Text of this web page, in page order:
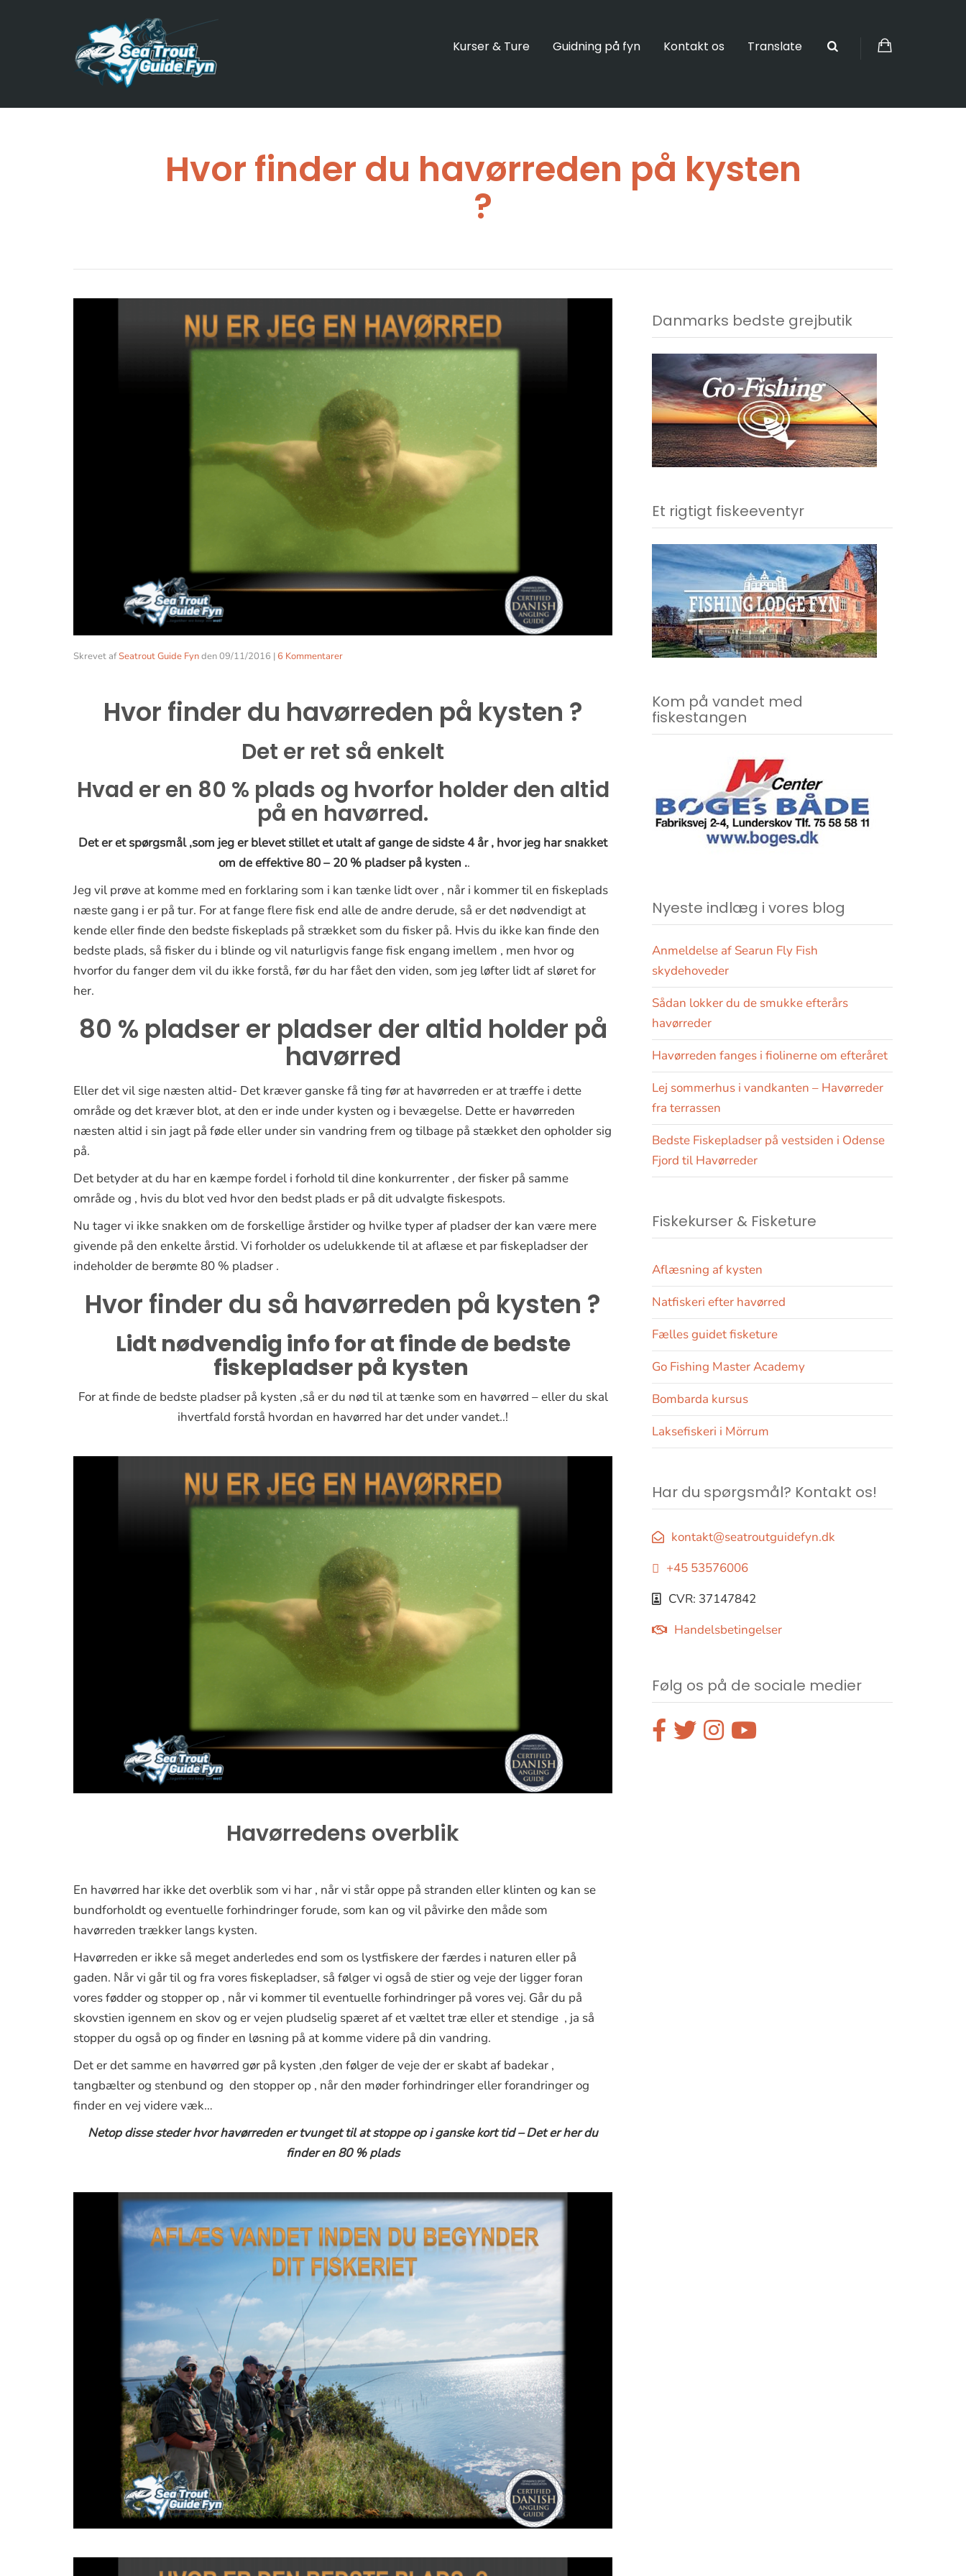
Kurser & Ture Guidning på fyn Kontakt os Translate
Hvor finder du havørreden på kysten
?
Skrevet afSeatrout Guide Fynden09/11/2016 |6 Kommentarer
Hvor finder du havørreden på kysten ?
Det er ret så enkelt
Hvad er en 80 % plads og hvorfor holder den altid
på en havørred.
Det er et spørgsmål ,som jeg er blevet stillet et utalt af gange de sidste 4 år , hvor jeg har snakket
om de effektive 80 – 20 % pladser på kysten ..
Jeg vil prøve at komme med en forklaring som i kan tænke lidt over , når i kommer til en fiskeplads
næste gang i er på tur. For at fange flere fisk end alle de andre derude, så er det nødvendigt at
kende eller finde den bedste fiskeplads på strækket som du fisker på. Hvis du ikke kan finde den
bedste plads, så fisker du i blinde og vil naturligvis fange fisk engang imellem , men hvor og
hvorfor du fanger dem vil du ikke forstå, før du har fået den viden, som jeg løfter lidt af sløret for
her.
80 % pladser er pladser der altid holder på
havørred
Eller det vil sige næsten altid- Det kræver ganske få ting før at havørreden er at træffe i dette
område og det kræver blot, at den er inde under kysten og i bevægelse. Dette er havørreden
næsten altid i sin jagt på føde eller under sin vandring frem og tilbage på stækket den opholder sig
på.
Det betyder at du har en kæmpe fordel i forhold til dine konkurrenter , der fisker på samme
område og , hvis du blot ved hvor den bedst plads er på dit udvalgte fiskespots.
Nu tager vi ikke snakken om de forskellige årstider og hvilke typer af pladser der kan være mere
givende på den enkelte årstid. Vi forholder os udelukkende til at aflæse et par fiskepladser der
indeholder de berømte 80 % pladser .
Hvor finder du så havørreden på kysten ?
Lidt nødvendig info for at finde de bedste
fiskepladser på kysten
For at finde de bedste pladser på kysten ,så er du nød til at tænke som en havørred – eller du skal
ihvertfald forstå hvordan en havørred har det under vandet..!
Havørredens overblik
En havørred har ikke det overblik som vi har , når vi står oppe på stranden eller klinten og kan se
bundforholdt og eventuelle forhindringer forude, som kan og vil påvirke den måde som
havørreden trækker langs kysten.
Havørreden er ikke så meget anderledes end som os lystfiskere der færdes i naturen eller på
gaden. Når vi går til og fra vores fiskepladser, så følger vi også de stier og veje der ligger foran
vores fødder og stopper op , når vi kommer til eventuelle forhindringer på vores vej. Går du på
skovstien igennem en skov og er vejen pludselig spæret af et væltet træ eller et stendige , ja så
stopper du også op og finder en løsning på at komme videre på din vandring.
Det er det samme en havørred gør på kysten ,den følger de veje der er skabt af badekar ,
tangbælter og stenbund og den stopper op , når den møder forhindringer eller forandringer og
finder en vej videre væk…
Netop disse steder hvor havørreden er tvunget til at stoppe op i ganske kort tid – Det er her du
finder en 80 % plads
Danmarks bedste grejbutik
Et rigtigt fiskeeventyr
Kom på vandet med
fiskestangen
Nyeste indlæg i vores blog
Anmeldelse af Searun Fly Fish
skydehoveder
Sådan lokker du de smukke efterårs
havørreder
Havørreden fanges i fiolinerne om efteråret
Lej sommerhus i vandkanten – Havørreder
fra terrassen
Bedste Fiskepladser på vestsiden i Odense
Fjord til Havørreder
Fiskekurser & Fisketure
Aflæsning af kysten
Natfiskeri efter havørred
Fælles guidet fisketure
Go Fishing Master Academy
Bombarda kursus
Laksefiskeri i Mörrum
Har du spørgsmål? Kontakt os!
kontakt@seatroutguidefyn.dk
+45 53576006
CVR: 37147842
Handelsbetingelser
Følg os på de sociale medier